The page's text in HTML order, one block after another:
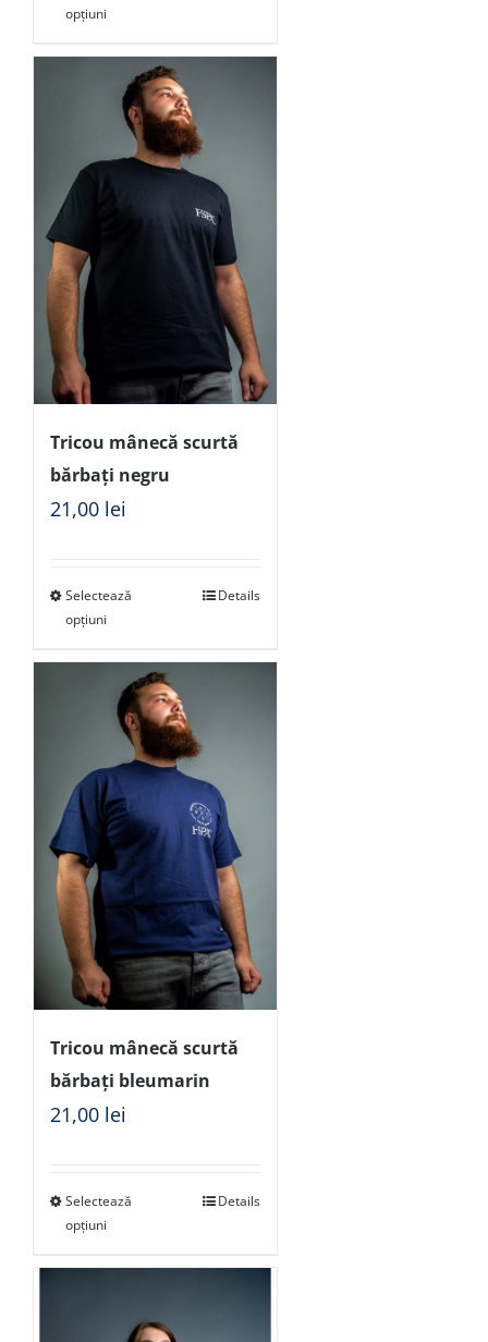
opțiuni
Tricou mânecă scurtă
bărbați negru
21,00 lei
Selectează
opțiuni
Details
Tricou mânecă scurtă
bărbați bleumarin
21,00 lei
Selectează
opțiuni
Details